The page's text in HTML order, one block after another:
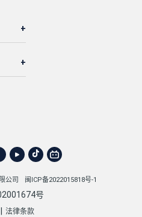
公司 闽ICP备2022015818号-1
号
法律条款